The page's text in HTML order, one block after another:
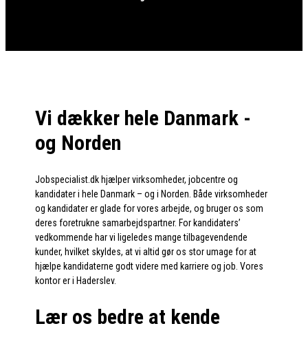
Vi dækker hele Danmark -
og Norden
Jobspecialist.dk hjælper virksomheder, jobcentre og
kandidater i hele Danmark – og i Norden. Både virksomheder
og kandidater er glade for vores arbejde, og bruger os som
deres foretrukne samarbejdspartner. For kandidaters’
vedkommende har vi ligeledes mange tilbagevendende
kunder, hvilket skyldes, at vi altid gør os stor umage for at
hjælpe kandidaterne godt videre med karriere og job. Vores
kontor er i Haderslev.
Lær os bedre at kende